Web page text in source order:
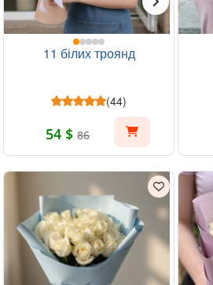
11 білих троянд
(44)
54 $ 86